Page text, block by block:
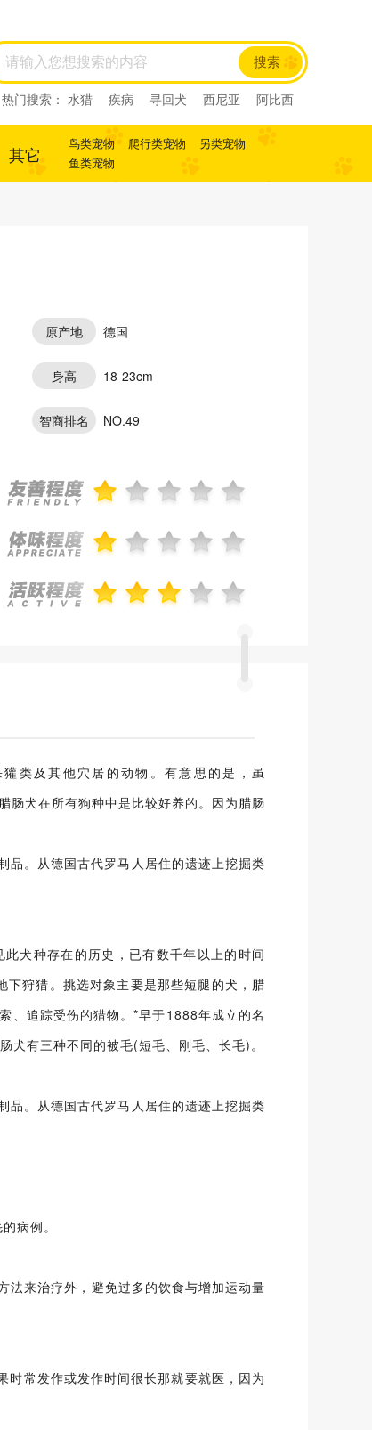
搜索
热门搜索： 水猎 疾病 寻回犬 西尼亚
阿比西
其它 鸟类宠物 爬行类宠物
另类宠物
鱼类宠物
原产地 德国
身高 18-23cm
智商排名 NO.49
类及其他穴居的动物。有意思的是，虽
犬在所有狗种中是比较好养的。因为腊肠
品。从德国古代罗马人居住的遗迹上挖掘类
犬种存在的历史，已有数千年以上的时间
狩猎。挑选对象主要是那些短腿的犬，腊
、追踪受伤的猎物。*早于1888年成立的名
有三种不同的被毛(短毛、刚毛、长毛)。
品。从德国古代罗马人居住的遗迹上挖掘类
病例。
法来治疗外，避免过多的饮食与增加运动量
常发作或发作时间很长那就要就医，因为